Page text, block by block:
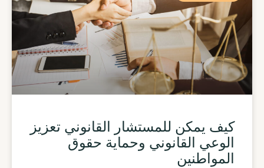
كيف يمكن للمستشار القانوني تعزيز
الوعي القانوني وحماية حقوق
المواطنين